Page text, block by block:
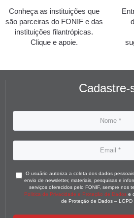
Conheça as instituições que
são parceiras do FONIF e das
instituições filantrópicas.
Clique e apoie.
Cadastre-
O usuário autoriza a coleta dos dados
envio de newsletter, materiais, pesquisas e
serviços oferecidos pelo FONIF, sempre nos
Política de Privacidade e Proteção de Dados e
de Proteção de Dados – LGPD